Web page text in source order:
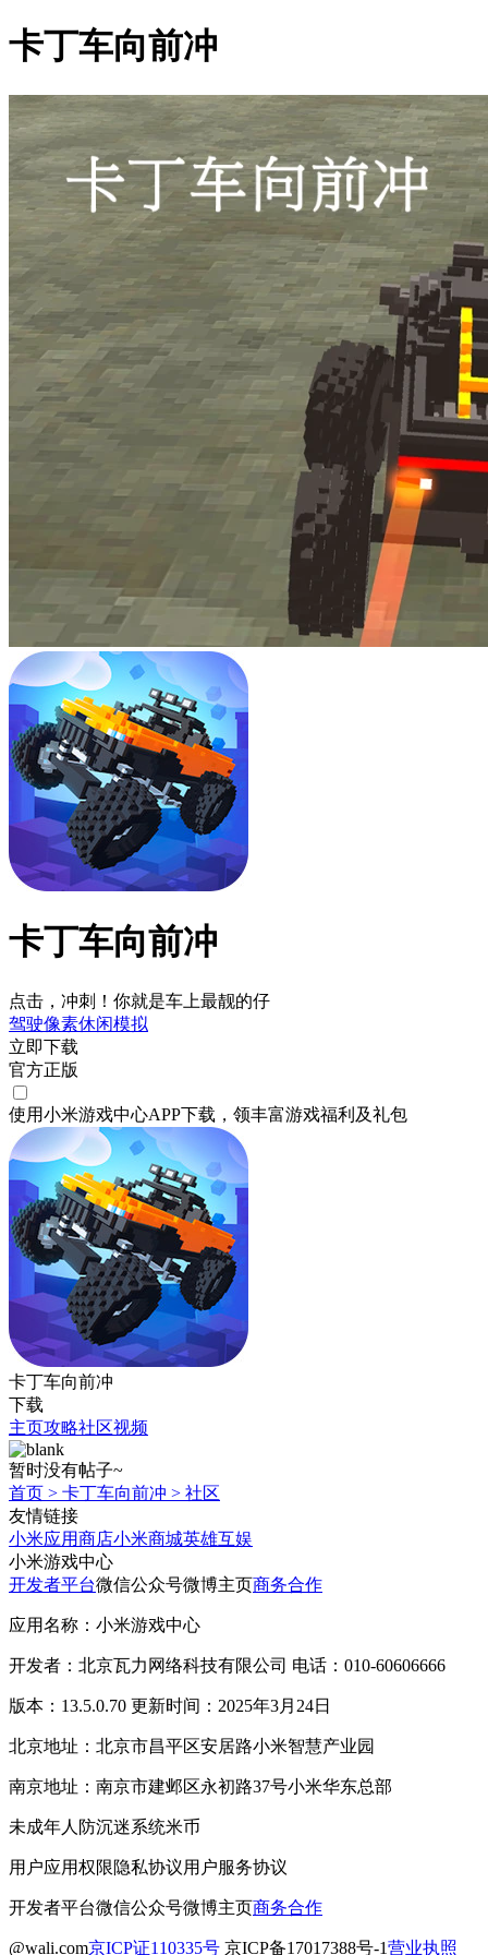
卡丁车向前冲
卡丁车向前冲
点击，冲刺！你就是车上最靓的仔
驾驶像素休闲模拟
立即下载
官方正版
使用小米游戏中心APP下载 ，领丰富游戏福利 及礼包
卡丁车向前冲
下载
主页攻略社区视频
暂时没有帖子~
首页 > 卡丁车向前冲 > 社区
友情链接
小米应用商店小米商城英雄互娱
小米游戏中心
开发者平台微信公众号微博主页商务合作
应用名称：小米游戏中心
开发者：北京瓦力网络科技有限公司 电话：010-60606666
版本：13.5.0.70 更新时间：2025年3月24日
北京地址：北京市昌平区安居路小米智慧产业园
南京地址：南京市建邺区永初路37号小米华东总部
未成年人防沉迷系统米币
用户应用权限隐私协议用户服务协议
开发者平台微信公众号微博主页商务合作
@wali.com京ICP证110335号 京ICP备17017388号-1营业执照